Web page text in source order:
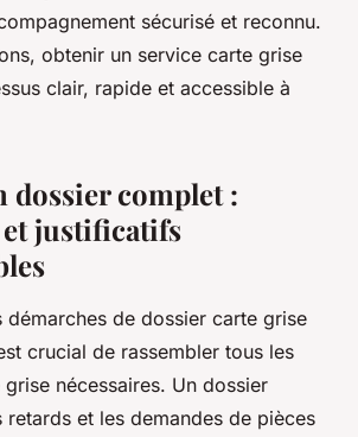
sécurisé et reconnu.
obtenir un service carte grise
clair, rapide et accessible à
dossier complet :
justificatifs
de dossier carte grise
crucial de rassembler tous les
nécessaires. Un dossier
et les demandes de pièces